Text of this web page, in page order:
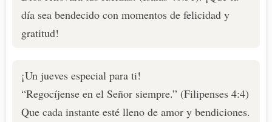
día sea bendecido con momentos de felicidad y
gratitud!
¡Un jueves especial para ti!
“Regocíjense en el Señor siempre.” (Filipenses 4:4)
Que cada instante esté lleno de amor y bendiciones.